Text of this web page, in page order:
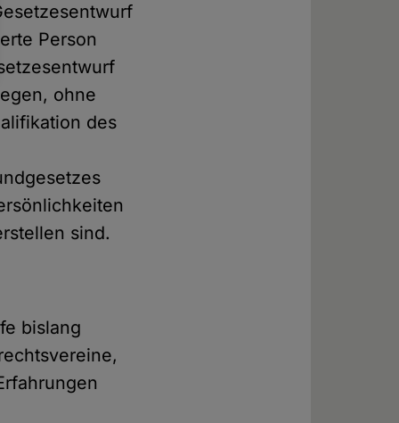
Person
ohne
des
sind.
bislang